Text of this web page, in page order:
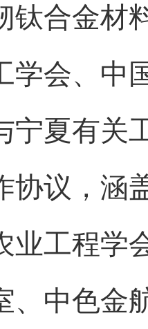
钛合金材
学会、中
宁夏有关
协议，涵
业工程学
、中色金